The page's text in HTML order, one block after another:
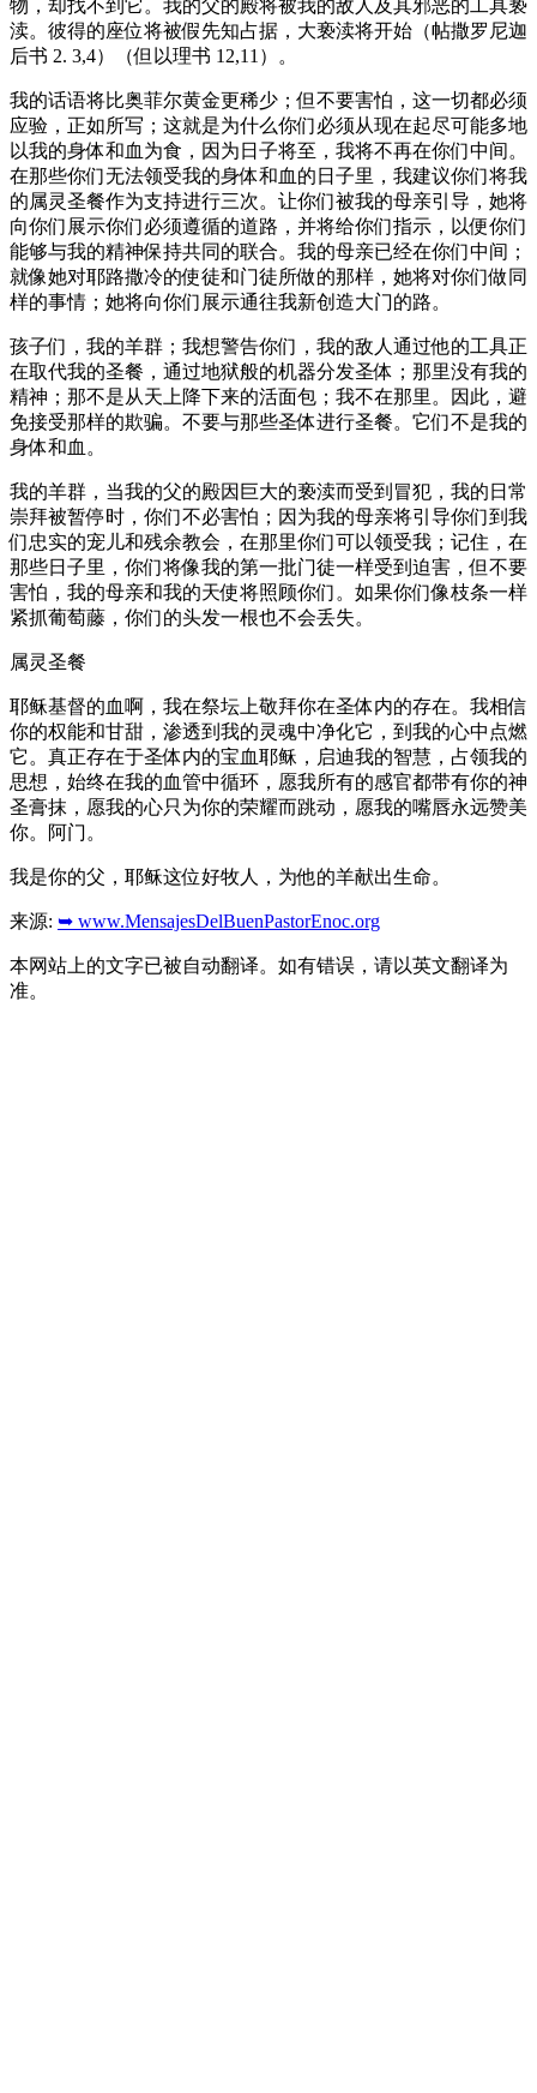
物，却找不到它。我的父的殿将被我的敌人及其邪恶的工具亵
渎。彼得的座位将被假先知占据，大亵渎将开始（帖撒罗尼迦
后书 2. 3,4）（但以理书 12,11）。
我的话语将比奥菲尔黄金更稀少；但不要害怕，这一切都必须
应验，正如所写；这就是为什么你们必须从现在起尽可能多地
以我的身体和血为食，因为日子将至，我将不再在你们中间。
在那些你们无法领受我的身体和血的日子里，我建议你们将我
的属灵圣餐作为支持进行三次。让你们被我的母亲引导，她将
向你们展示你们必须遵循的道路，并将给你们指示，以便你们
能够与我的精神保持共同的联合。我的母亲已经在你们中间；
就像她对耶路撒冷的使徒和门徒所做的那样，她将对你们做同
样的事情；她将向你们展示通往我新创造大门的路。
孩子们，我的羊群；我想警告你们，我的敌人通过他的工具正
在取代我的圣餐，通过地狱般的机器分发圣体；那里没有我的
精神；那不是从天上降下来的活面包；我不在那里。因此，避
免接受那样的欺骗。不要与那些圣体进行圣餐。它们不是我的
身体和血。
我的羊群，当我的父的殿因巨大的亵渎而受到冒犯，我的日常
崇拜被暂停时，你们不必害怕；因为我的母亲将引导你们到我
们忠实的宠儿和残余教会，在那里你们可以领受我；记住，在
那些日子里，你们将像我的第一批门徒一样受到迫害，但不要
害怕，我的母亲和我的天使将照顾你们。如果你们像枝条一样
紧抓葡萄藤，你们的头发一根也不会丢失。
属灵圣餐
耶稣基督的血啊，我在祭坛上敬拜你在圣体内的存在。我相信
你的权能和甘甜，渗透到我的灵魂中净化它，到我的心中点燃
它。真正存在于圣体内的宝血耶稣，启迪我的智慧，占领我的
思想，始终在我的血管中循环，愿我所有的感官都带有你的神
圣膏抹，愿我的心只为你的荣耀而跳动，愿我的嘴唇永远赞美
你。阿门。
我是你的父，耶稣这位好牧人，为他的羊献出生命。
来源: ➥ www.MensajesDelBuenPastorEnoc.org
本网站上的文字已被自动翻译。如有错误，请以英文翻译为
准。